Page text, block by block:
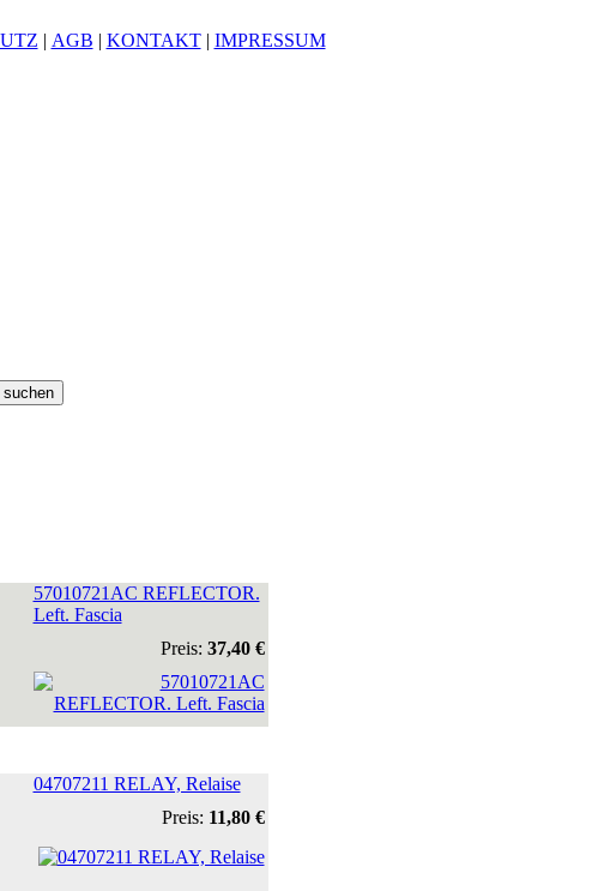
| AGB | KONTAKT| IMPRESSUM
57010721AC REFLECTOR.
Left. Fascia
Preis: 37,40 €
04707211 RELAY, Relaise
Preis: 11,80 €